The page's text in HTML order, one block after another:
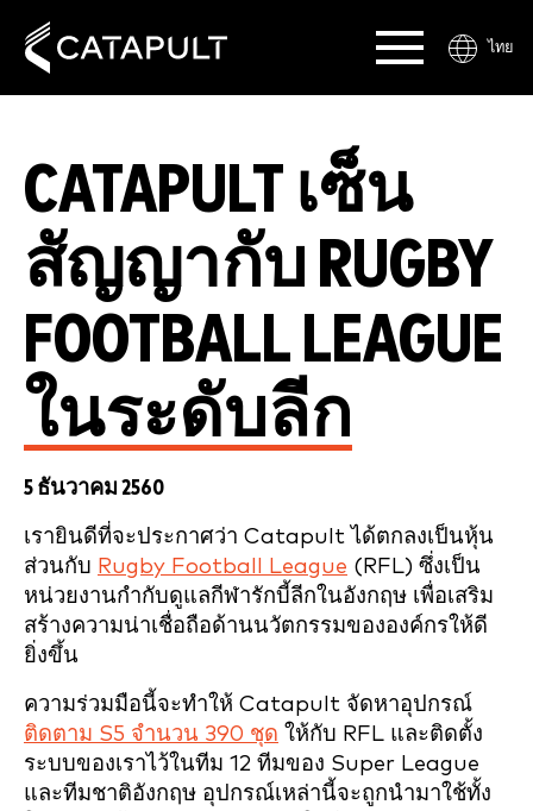
ไทย
CATAPULT เซ็น
สัญญากับ RUGBY
FOOTBALL LEAGUE
ในระดับลีก
5 ธันวาคม 2560
เรายินดีที่จะประกาศว่า Catapult ได้ตกลงเป็นหุ้น
ส่วนกับ Rugby Football League (RFL) ซึ่งเป็น
หน่วยงานกำกับดูแลกีฬารักบี้ลีกในอังกฤษ เพื่อเสริม
สร้างความน่าเชื่อถือด้านนวัตกรรมขององค์กรให้ดี
ยิ่งขึ้น
ความร่วมมือนี้จะทำให้ Catapult จัดหาอุปกรณ์
ติดตาม S5 จำนวน 390 ชุด ให้กับ RFL และติดตั้ง
ระบบของเราไว้ในทีม 12 ทีมของ Super League
และทีมชาติอังกฤษ อุปกรณ์เหล่านี้จะถูกนำมาใช้ทั้ง